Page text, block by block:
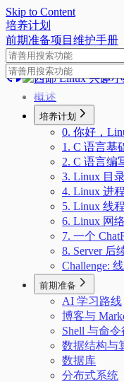
Skip to Content
培养计划
前期准备项目 维护手册
概述
培养计划
0. 你好，
1. C 语言基
2. C 语言编
3. Linux 目
4. Linux 进
5. Linux 线
6. Linux 网
7. 一个
8. Server 后
Challenge:
前期准备
AI 学习路线
博客与
Shell 与命令
数据结构与
数据库
分布式系统